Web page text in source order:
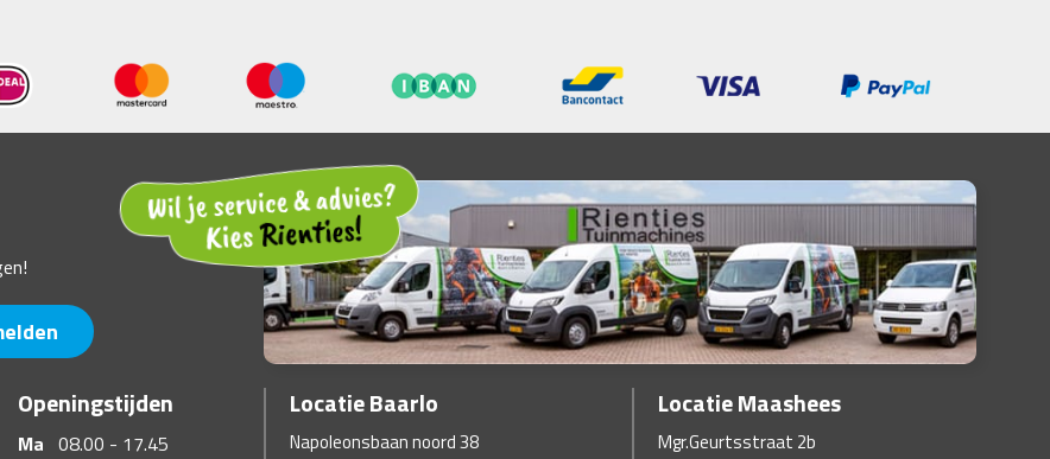
Locatie Baarlo
Napoleonsbaan noord 38
Locatie Maashees
Mgr.Geurtsstraat 2b
Openingstijden
Ma 08.00 - 17.45